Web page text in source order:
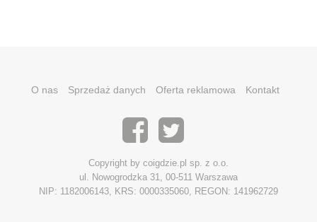
O nas Sprzedaż danych Oferta reklamowa Kontakt
Copyright by coigdzie.pl sp. z o.o.
ul. Nowogrodzka 31, 00-511 Warszawa
NIP: 1182006143, KRS: 0000335060, REGON: 141962729